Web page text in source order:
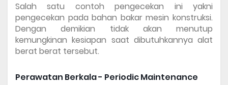
Salah satu contoh pengecekan ini yakni
pengecekan pada bahan bakar mesin konstruksi.
Dengan demikian tidak akan menutup
kemungkinan kesiapan saat dibutuhkannya alat
berat berat tersebut.
Perawatan Berkala - Periodic Maintenance